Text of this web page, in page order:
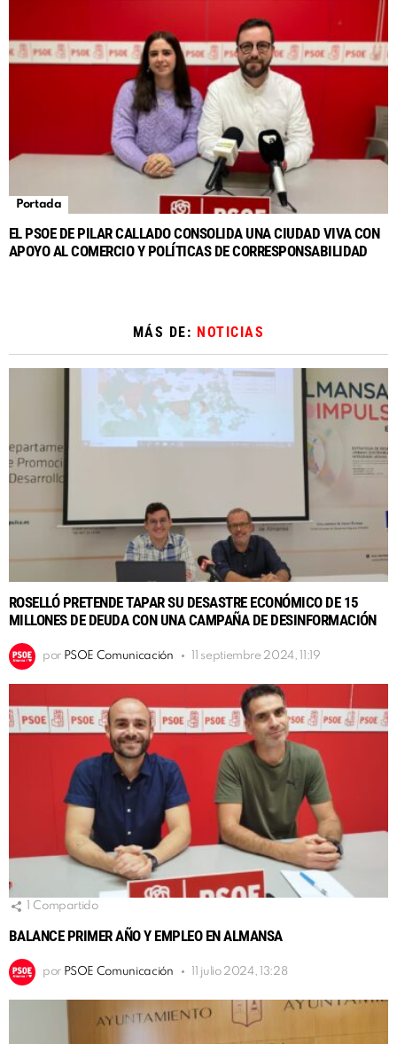
Portada
EL PSOE DE PILAR CALLADO CONSOLIDA UNA CIUDAD VIVA CON
APOYO AL COMERCIO Y POLÍTICAS DE CORRESPONSABILIDAD
MÁS DE: NOTICIAS
ROSELLÓ PRETENDE TAPAR SU DESASTRE ECONÓMICO DE 15
MILLONES DE DEUDA CON UNA CAMPAÑA DE DESINFORMACIÓN
por PSOE Comunicación 11 septiembre 2024, 11:19
Compartido
BALANCE PRIMER AÑO Y EMPLEO EN ALMANSA
por PSOE Comunicación 11 julio 2024, 13:28